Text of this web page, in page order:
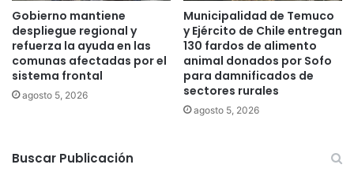
s
Gobierno mantiene
despliegue regional y
refuerza la ayuda en las
comunas afectadas por el
sistema frontal
agosto 5, 2026
Municipalidad de Temuco
y Ejército de Chile entregan
130 fardos de alimento
animal donados por Sofo
para damnificados de
sectores rurales
agosto 5, 2026
Buscar Publicación